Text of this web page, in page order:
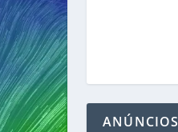
ANÚNCIOS